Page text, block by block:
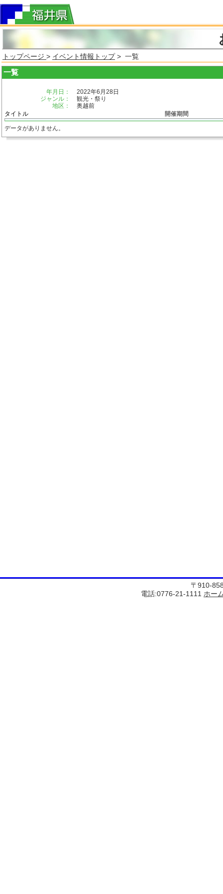
トップページ > イベント情報トップ> 一覧
一覧
年月日：
2022年6月28日
ジャンル：
観光・祭り
地区：
奥越前
タイトル
開催期間
データがありません。
〒910-
電話:0776-21-1111 ホー